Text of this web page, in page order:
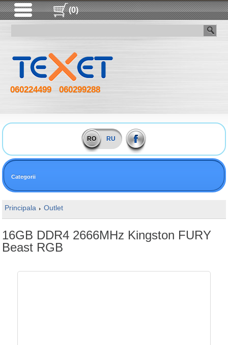
(0)
060224499 060299288
RO RU
Categorii
Principala Outlet
16GB DDR4 2666MHz Kingston FURY
Beast RGB